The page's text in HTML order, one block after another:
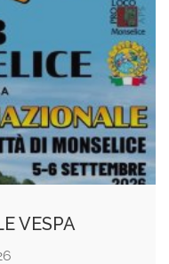
VESPA